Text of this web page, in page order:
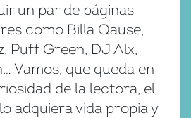
un par de páginas
como Billa Qause,
Puff Green, DJ Alx,
Vamos, que queda en
de la lectora, el
adquiera vida propia y